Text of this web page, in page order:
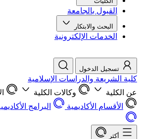
القبول بالجامعة
البحث والابتكار
الخدمات الإلكترونية
تسجيل الدخول
كلية الشريعة والدراسات الإسلامية
عن الكلية
وكالات الكلية
الأقسام الأكاديمية
البرامج
أكثر